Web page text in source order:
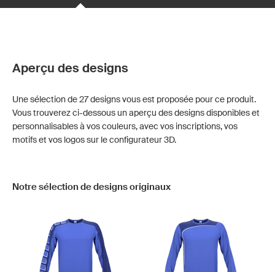
Aperçu des designs
Une sélection de 27 designs vous est proposée pour ce produit.
Vous trouverez ci-dessous un aperçu des designs disponibles et
personnalisables à vos couleurs, avec vos inscriptions, vos
motifs et vos logos sur le configurateur 3D.
Notre sélection de designs originaux